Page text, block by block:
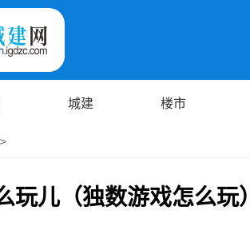
城建 楼市
>
玩儿（独数游戏怎么玩）